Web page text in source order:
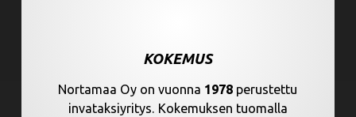
KOKEMUS
Nortamaa Oy on vuonna 1978 perustettu
invataksiyritys. Kokemuksen tuomalla